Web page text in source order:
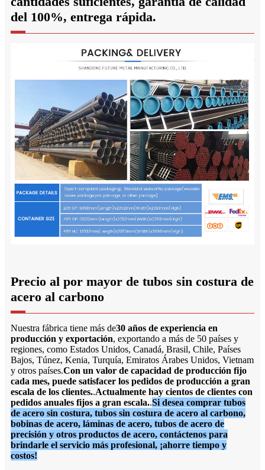
del 100%, entrega rápida.
Precio al por mayor de tubos sin costura de
acero al carbono
Nuestra fábrica tiene más de30 años de experiencia en
producción y exportación, exportando a más de 50 países y
regiones, como Estados Unidos, Canadá, Brasil, Chile, Países
Bajos, Túnez, Kenia, Turquía, Emiratos Árabes Unidos, Vietnam
y otros países.Con un valor de capacidad de producción fijo
cada mes, puede satisfacer los pedidos de producción a gran
escala de los clientes..Actualmente hay cientos de clientes con
pedidos anuales fijos a gran escala..Si desea comprar tubos
de acero sin costura, tubos sin costura de acero al carbono,
bobinas de acero, láminas de acero, tubos de acero de
precisión y otros productos de acero, contáctenos para
brindarle el servicio más profesional, ¡ahorre tiempo y
costos!